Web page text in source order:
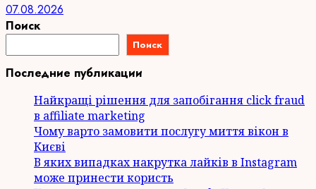
07.08.2026
Поиск
Поиск
Последние публикации
Найкращі рішення для запобігання click fraud
в affiliate marketing
Чому варто замовити послугу миття вікон в
Києві
В яких випадках накрутка лайків в Instagram
може принести користь